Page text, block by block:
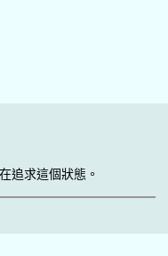
追求這個狀態。